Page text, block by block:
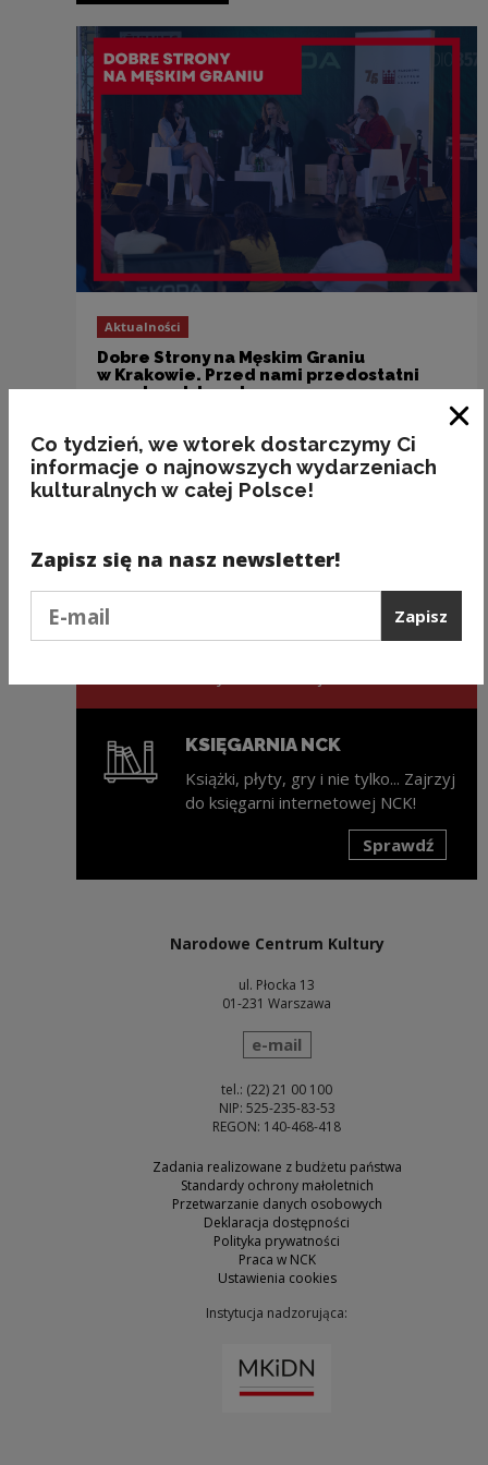
Aktualności
Dobre Strony na Męskim Graniu
w Krakowie. Przed nami przedostatni
przystanek trasy!
Poprzedni slajd
Następny slajd
ZAPISZ SIĘ NA NEWSLETTER
NCK
Świeża porcja informacji ze świata
KSIĘGARNIA NCK
Książki, płyty, gry i nie tylko... Zajrzyj
do księgarni internetowej NCK!
Sprawdź
Narodowe Centrum Kultury
ul. Płocka 13
01-231 Warszawa
wyślij wiadomość
e-mail
tel.: (22) 21 00 100
NIP: 525-235-83-53
REGON: 140-468-418
Zadania realizowane z budżetu państwa
Standardy ochrony małoletnich
Przetwarzanie danych osobowych
Deklaracja dostępności
Polityka prywatności
Praca w NCK
Ustawienia cookies
Instytucja nadzorująca:
Co tydzień, we wtorek dostarczymy Ci
informacje o najnowszych wydarzeniach
kulturalnych w całej Polsce!
Zapisz się na nasz newsletter!
Zapisz